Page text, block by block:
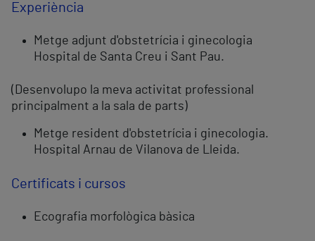
Experiència
Metge adjunt d'obstetrícia i ginecologia
Hospital de Santa Creu i Sant Pau.
(Desenvolupo la meva activitat professional
principalment a la sala de parts)
Metge resident d'obstetrícia i ginecologia.
Hospital Arnau de Vilanova de Lleida.
Certificats i cursos
Ecografia morfològica bàsica